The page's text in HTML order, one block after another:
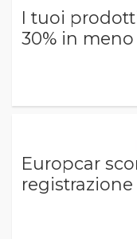
I tuoi
30% in meno
Europcar